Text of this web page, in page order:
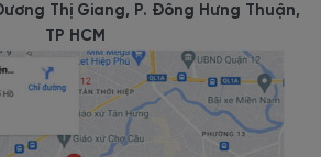
Thị Giang, P. Đông Hưng Thuận,
TP HCM